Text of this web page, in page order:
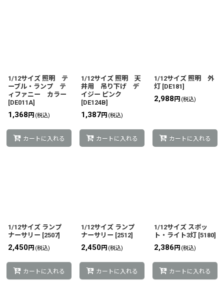
1/12サイズ 照明 テ
ーブル・ランプ テ
ィファニー カラー
[DE011A]
1,368 円 (税込)
カートに入れる
1/12サイズ 照明 天
井用 吊り下げ デ
イジー ピンク
[DE124B]
1,387円 (税込)
カートに入れる
1/12サイズ 照明 外
灯 [DE181]
2,988 円 (税込)
カートに入れる
1/12サイズ ランプ
ナーサリー [2507]
2,450円 (税込)
カートに入れる
1/12サイズ ランプ
ナーサリー [2512]
2,450円 (税込)
カートに入れる
1/12サイズ スポッ
ト・ライト3灯 [5180]
2,386 円 (税込)
カートに入れる